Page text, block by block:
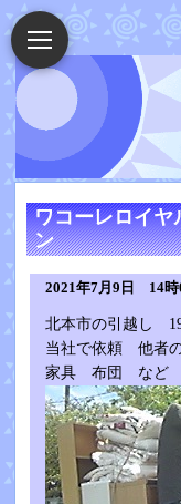
ワコーレロイ
ン
2021年7月9日 14時
北本市の引越し
当社で依頼 他者
家具 布団 など